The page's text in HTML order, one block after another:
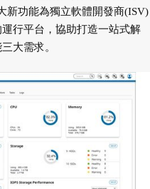
新功能為獨立軟體開發商(ISV)
行平台，協助打造一站式解
大需求。